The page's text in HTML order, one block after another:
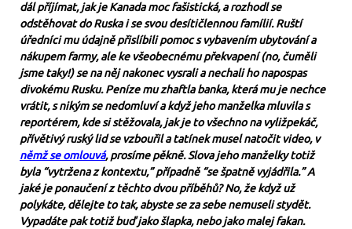
dál příjímat, jak je Kanada moc fašistická, a rozhodl se
odstěhovat do Ruska i se svou desítičlennou famílií. Ruští
úředníci mu údajně přislíbili pomoc s vybavením ubytování a
nákupem farmy, ale ke všeobecnému překvapení (no, čuměli
jsme taky!) se na něj nakonec vysrali a nechali ho napospas
divokému Rusku. Peníze mu zhaftla banka, která mu je nechce
vrátit, s nikým se nedomluví a když jeho manželka mluvila s
reportérem, kde si stěžovala, jak je to všechno na vyližpekáč,
přívětivý ruský lid se vzbouřil a tatínek musel natočit video, v
němž se omlouvá, prosíme pěkně. Slova jeho manželky totiž
byla “vytržena z kontextu,” případně “se špatně vyjádřila.” A
jaké je ponaučení z těchto dvou příběhů? No, že když už
polykáte, dělejte to tak, abyste se za sebe nemuseli stydět.
Vypadáte pak totiž buď jako šlapka, nebo jako malej fakan.